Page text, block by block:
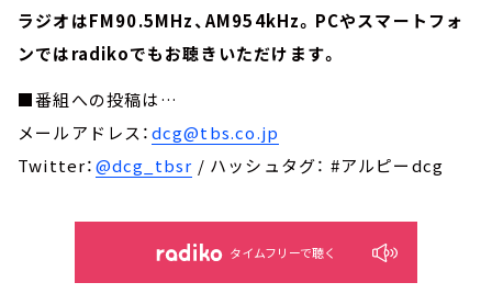
ラジオはFM90.5MHz、AM954kHz。PCやスマートフォ
ンではradikoでもお聴きいただけます。
■番組への投稿は…
メールアドレス：dcg@tbs.co.jp
Twitter：@dcg_tbsr / ハッシュタグ： #アルピーdcg
タイムフリーで聴く